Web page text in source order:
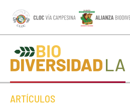
ARTÍCULOS